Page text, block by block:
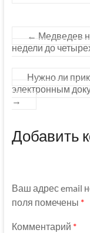
← Медведев
недели до
Нужно ли
электронным
→
Добавить
Ваш адрес email
поля помечены *
Комментарий *